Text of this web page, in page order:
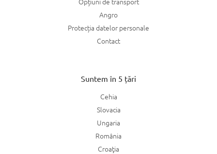
Angro
Protecția datelor personale
Contact
Suntem în 5 țări
Cehia
Slovacia
Ungaria
România
Croaţia